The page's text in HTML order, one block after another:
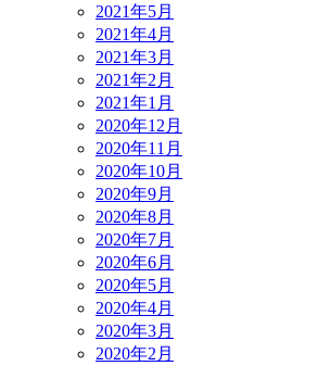
2021年5月
2021年4月
2021年3月
2021年2月
2021年1月
2020年12月
2020年11月
2020年10月
2020年9月
2020年8月
2020年7月
2020年6月
2020年5月
2020年4月
2020年3月
2020年2月